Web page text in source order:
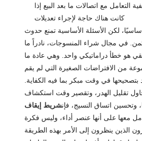
التعامل مع اتصالات ما بعد البيع إذا
كانت هناك حاجة لإجراء تعديلات
لكن الأسئلة الأساسية تمنع حدوث
في مجال شراء المنسوجات، نادراً ما
هو خطأ دراماتيكي واحد. وهي عادة ما
من الافتراضات الصغيرة التي لم يقم
بتصحيحها في وقت مبكر بما فيه الكفاية.
تقليل الهدر، وتقصير وقت استكشاف
وتحسين اتساق النسيج، فإنشريط إيقاف
معها على أنها عنصر أداء، وليس فكرة
الذين ينظرون إلى الأمر بهذه الطريقة